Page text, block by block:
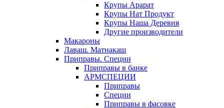
Крупы Арарат
Крупы Нат Продукт
Крупы Наша Деревня
Другие производители
Макароны
Лаваш. Матнакаш
Приправы. Специи
Приправы в банке
АРМСПЕЦИИ
Приправы
Специи
Приправы в фасовке